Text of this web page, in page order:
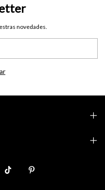
novedades.